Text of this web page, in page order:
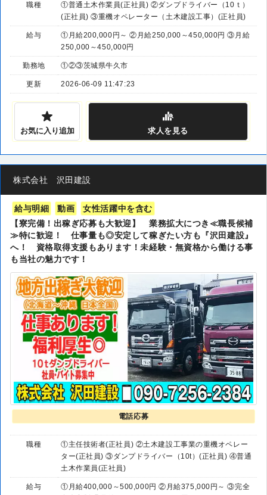
職種
①普通土木作業員(正社員) ②ダンプドライバー（10ｔ）
(正社員) ③重機オペレーター（土木建設工事）(正社員)
給与
①月給200,000円～ ②月給250,000～450,000円 ③月給
250,000～450,000円
勤務地 ①②③茨城県牛久市
更新 2026-06-09 11:47:23
お気に入り追加 求人を見る
株式会社 沢田建設
給与明細 動画
女性活躍中を含む
【寮完備！出稼ぎ応募も大歓迎】 業務拡大につき≪職長候補
≫特に歓迎！ 仕事量も◎安定して稼ぎたい方も『沢田建設』
へ！ 資格取得支援もあります！未経験・無資格から働ける事
も当社の魅力です！
電話応募
職種
①主任技術者(正社員) ②土木建設工事業の重機オペレー
ター(正社員) ③ダンプドライバー（10t）(正社員) ④普通
土木作業員(正社員)
給与
①月給400,000～500,000円 ②月給375,000円～ ③完全